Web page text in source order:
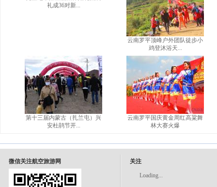
礼成36对新...
第十三届内蒙古（扎兰屯）兴
安杜鹃节开...
云南罗平顶峰户外团队徒步小
鸡登沐浴天...
云南罗平国庆黄金周红高粱舞
林大赛火爆
微信关注航空旅游网 关注
Loading...